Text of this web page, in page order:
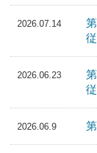
2026.07.14
2026.06.23
2026.06.9